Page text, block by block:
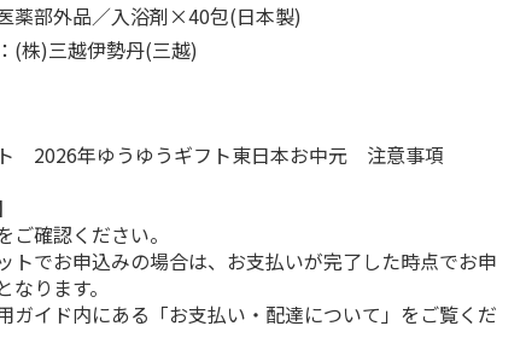
薬部外品／入浴剤×40包(日本製)
(株)三越伊勢丹(三越)
2026年ゆうゆうギフト東日本お中元 注意事項
ご確認ください。
トでお申込みの場合は、お支払いが完了した時点でお申
ります。
ガイド内にある「お支払い・配達について」をご覧くだ